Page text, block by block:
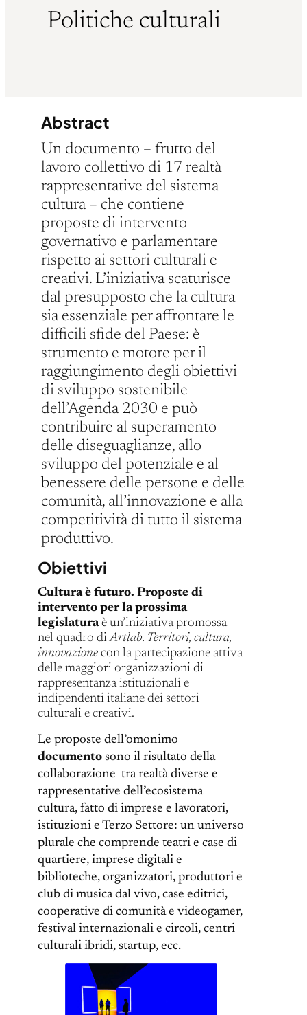
Politiche culturali
Abstract
Un documento – frutto del
lavoro collettivo di 17 realtà
rappresentative del sistema
cultura – che contiene
proposte di intervento
governativo e parlamentare
rispetto ai settori culturali e
creativi. L’iniziativa scaturisce
dal presupposto che la cultura
sia essenziale per affrontare le
difficili sfide del Paese: è
strumento e motore per il
raggiungimento degli obiettivi
di sviluppo sostenibile
dell’Agenda 2030 e può
contribuire al superamento
delle diseguaglianze, allo
sviluppo del potenziale e al
benessere delle persone e delle
comunità, all’innovazione e alla
competitività di tutto il sistema
produttivo.
Obiettivi
Cultura è futuro. Proposte di
intervento per la prossima
legislaturaè un’iniziativa promossa
nel quadro diArtlab. Territori, cultura,
innovazione con la partecipazione attiva
delle maggiori organizzazioni di
rappresentanza istituzionali e
indipendenti italiane dei settori
culturali e creativi.
Le proposte dell’omonimo
documento sono il risultato della
collaborazione tra realtà diverse e
rappresentative dell’ecosistema
cultura, fatto di imprese e lavoratori,
istituzioni e Terzo Settore: un universo
plurale che comprende teatri e case di
quartiere, imprese digitali e
biblioteche, organizzatori, produttori e
club di musica dal vivo, case editrici,
cooperative di comunità e videogamer,
festival internazionali e circoli, centri
culturali ibridi, startup, ecc.